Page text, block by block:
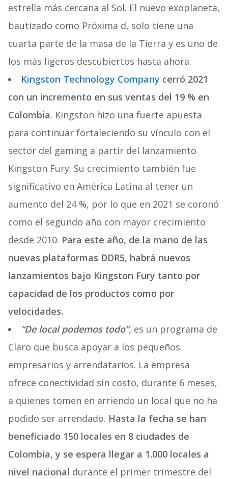
estrella más cercana al Sol. El nuevo exoplaneta,
bautizado como Próxima d, solo tiene una
cuarta parte de la masa de la Tierra y es uno de
los más ligeros descubiertos hasta ahora.
Kingston Technology Company cerró 2021
con un incremento en sus ventas del 19 % en
Colombia. Kingston hizo una fuerte apuesta
para continuar fortaleciendo su vínculo con el
sector del gaming a partir del lanzamiento
Kingston Fury. Su crecimiento también fue
significativo en América Latina al tener un
aumento del 24 %, por lo que en 2021 se coronó
como el segundo año con mayor crecimiento
desde 2010. Para este año, de la mano de las
nuevas plataformas DDR5, habrá nuevos
lanzamientos bajo Kingston Fury tanto por
capacidad de los productos como por
velocidades.
“De local podemos todo”, es un programa de
Claro que busca apoyar a los pequeños
empresarios y arrendatarios. La empresa
ofrece conectividad sin costo, durante 6 meses,
a quienes tomen en arriendo un local que no ha
podido ser arrendado. Hasta la fecha se han
beneficiado 150 locales en 8 ciudades de
Colombia, y se espera llegar a 1.000 locales a
nivel nacional durante el primer trimestre del